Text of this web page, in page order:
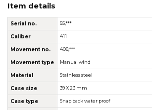
Item details
Serial no. 55,***
Caliber 411
Movement no. 408,***
Movement type Manual wind
Material Stainless steel
Case size 39 X 23 mm
Case type Snap back water proof